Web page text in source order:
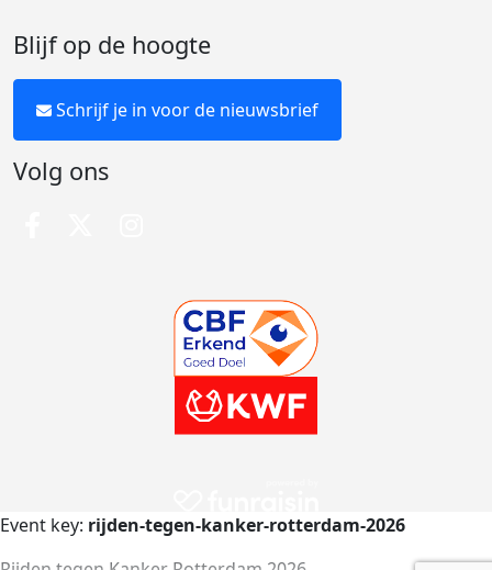
Blijf op de hoogte
Schrijf je in voor de nieuwsbrief
Volg ons
Event key: rijden-tegen-kanker-rotterdam-2026